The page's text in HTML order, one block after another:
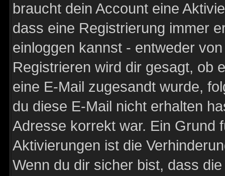
braucht dein Account eine
dass eine Registrierung immer
einloggen kannst - entweder
Registrieren wird dir gesagt, ob
eine E-Mail zugesandt wurde,
du diese E-Mail nicht erhalten
Adresse korrekt war. Ein Grund
Aktivierungen ist die
Wenn du dir sicher bist, dass